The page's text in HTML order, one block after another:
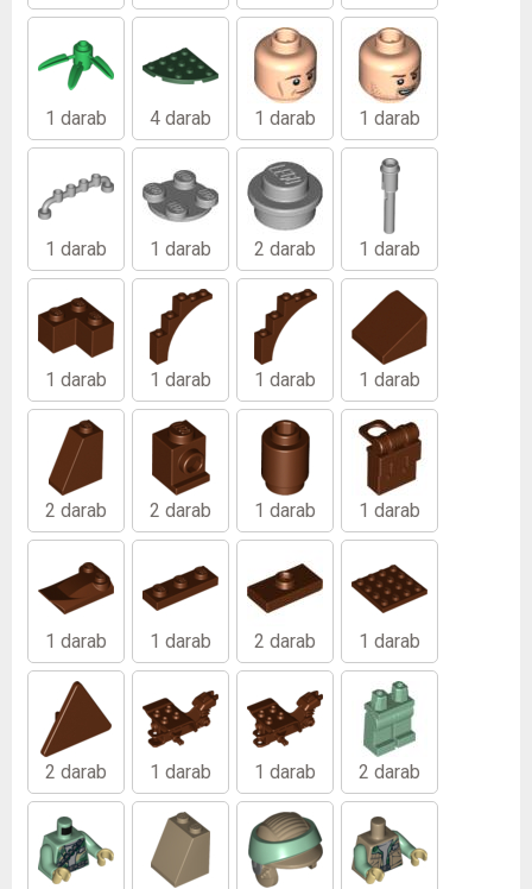
1 darab 4 darab 1 darab 1 darab
1 darab 1 darab 2 darab 1 darab
1 darab 1 darab 1 darab 1 darab
2 darab 2 darab 1 darab 1 darab
1 darab 1 darab 2 darab 1 darab
2 darab 1 darab 1 darab 2 darab